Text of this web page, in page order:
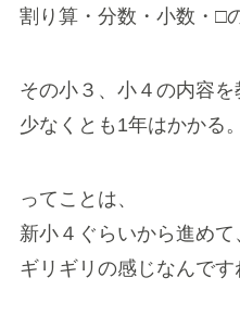
割り算・分数・小数・□
その小３、小４の内容を
少なくとも1年はかかる。
ってことは、
新小４ぐらいから進めて
ギリギリの感じなんです